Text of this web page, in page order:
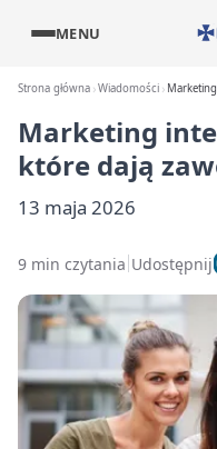
MENU
Strona główna Wiadomości
Marketing
które dają
13 maja 2026
9 min czytania Udostępnij